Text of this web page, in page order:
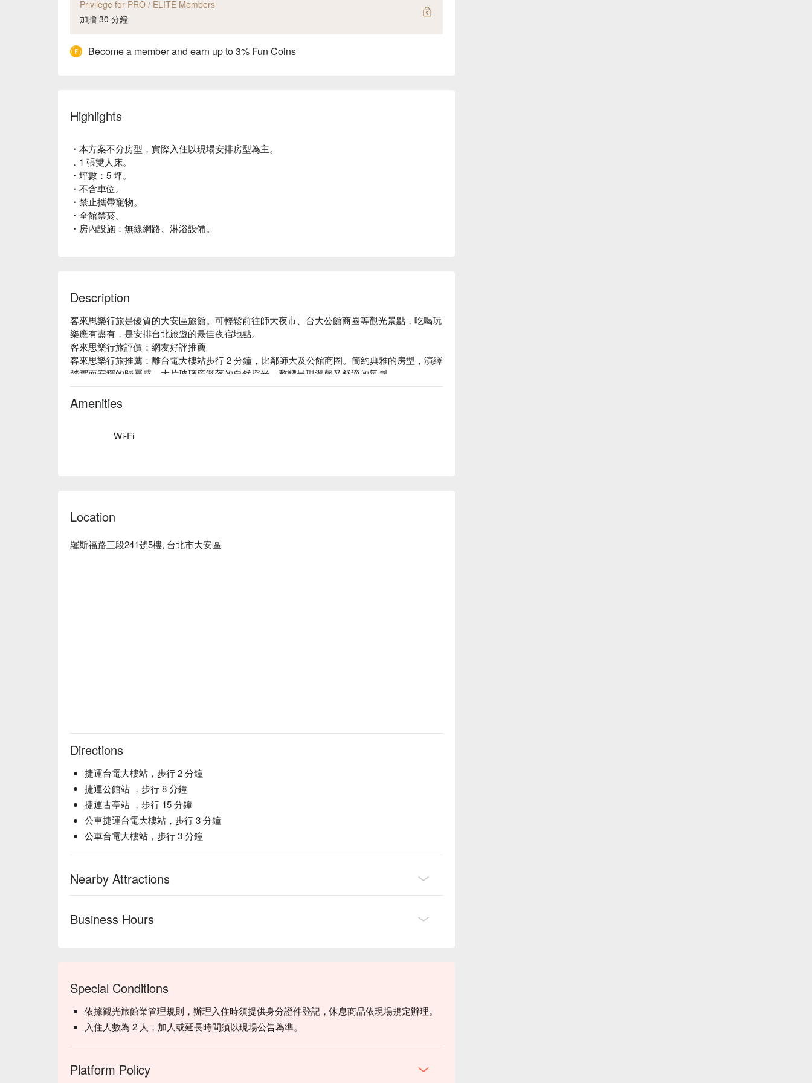
Privilege for PRO / ELITE Members
加贈 30 分鐘
Become a member and earn up to 3% Fun Coins
Highlights
・本方案不分房型，實際入住以現場安排房型為主。
．1 張雙人床。
・坪數：5 坪。
・不含車位。
・禁止攜帶寵物。
・全館禁菸。
・房內設施：無線網路、淋浴設備。
Description
客來思樂行旅是優質的大安區旅館。可輕鬆前往師大夜市、台大公館商圈等觀光景點，吃喝玩
樂應有盡有，是安排台北旅遊的最佳夜宿地點。
客來思樂行旅評價：網友好評推薦
客來思樂行旅推薦：離台電大樓站步行 2 分鐘，比鄰師大及公館商圈。簡約典雅的房型，演繹
踏實而安穩的歸屬感，大片玻璃窗灑落的自然採光，整體呈現溫馨又舒適的氛圍。
客來思樂行旅優惠、客來思樂行旅住宿方案、客來思樂行旅休息方案立刻查看⬇︎
Amenities
Wi-Fi
Location
羅斯福路三段241號5樓, 台北市大安區
Directions
捷運台電大樓站，步行 2 分鐘
捷運公館站 ，步行 8 分鐘
捷運古亭站 ，步行 15 分鐘
公車捷運台電大樓站，步行 3 分鐘
公車台電大樓站，步行 3 分鐘
Nearby Attractions
Business Hours
Special Conditions
依據觀光旅館業管理規則，辦理入住時須提供身分證件登記，休息商品依現場規定辦理。
入住人數為 2 人，加人或延長時間須以現場公告為準。
Platform Policy